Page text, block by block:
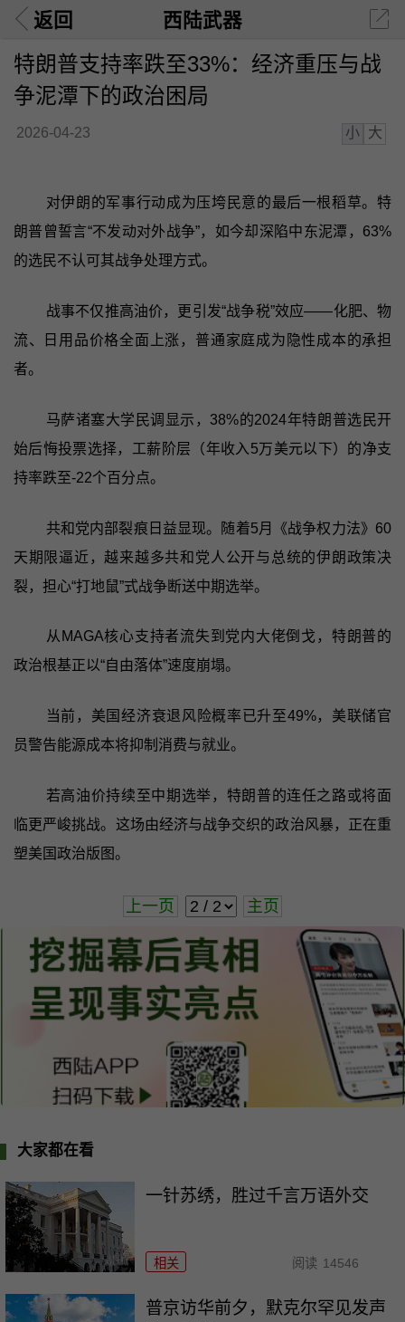
返回 西陆武器
特朗普支持率跌至33%：经济重压与战
争泥潭下的政治困局
2026-04-23 小 大
对伊朗的军事行动成为压垮民意的最后一根稻草。特
朗普曾誓言“不发动对外战争”，如今却深陷中东泥潭，63%
的选民不认可其战争处理方式。
战事不仅推高油价，更引发“战争税”效应——化肥、物
流、日用品价格全面上涨，普通家庭成为隐性成本的承担
者。
马萨诸塞大学民调显示，38%的2024年特朗普选民开
始后悔投票选择，工薪阶层（年收入5万美元以下）的净支
持率跌至-22个百分点。
共和党内部裂痕日益显现。随着5月《战争权力法》60
天期限逼近，越来越多共和党人公开与总统的伊朗政策决
裂，担心“打地鼠”式战争断送中期选举。
从MAGA核心支持者流失到党内大佬倒戈，特朗普的
政治根基正以“自由落体”速度崩塌。
当前，美国经济衰退风险概率已升至49%，美联储官
员警告能源成本将抑制消费与就业。
若高油价持续至中期选举，特朗普的连任之路或将面
临更严峻挑战。这场由经济与战争交织的政治风暴，正在重
塑美国政治版图。
上一页 主页
大家都在看
一针苏绣，胜过千言万语外交
相关 阅读 14546
普京访华前夕，默克尔罕见发声